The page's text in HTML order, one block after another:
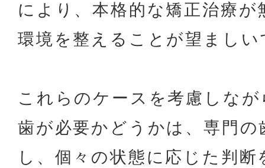
により、本格的な矯正治療
環境を整えることが望ましい
これらのケースを考慮しな
歯が必要かどうかは、専門の
し、個々の状態に応じた判